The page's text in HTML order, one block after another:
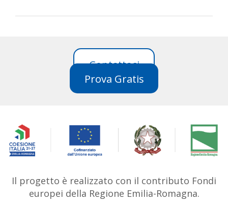
Contattaci
Prova Gratis
Il progetto è realizzato con il contributo Fondi
europei della Regione Emilia-Romagna.